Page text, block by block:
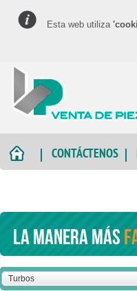
Esta web utiliza
CONTÁCTENOS
La manera más
Turbos